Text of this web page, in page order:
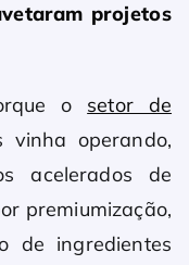
projetos
o setor de
vinha operando,
acelerados de
premiumização,
de ingredientes